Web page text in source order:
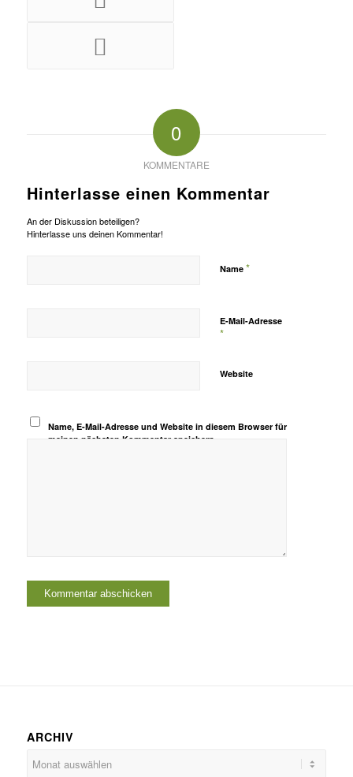
0
KOMMENTARE
Hinterlasse einen Kommentar
An der Diskussion beteiligen?
Hinterlasse uns deinen Kommentar!
Name *
E-Mail-Adresse
*
Website
Name, E-Mail-Adresse und Website in diesem Browser für
meinen nächsten Kommentar speichern.
ARCHIV